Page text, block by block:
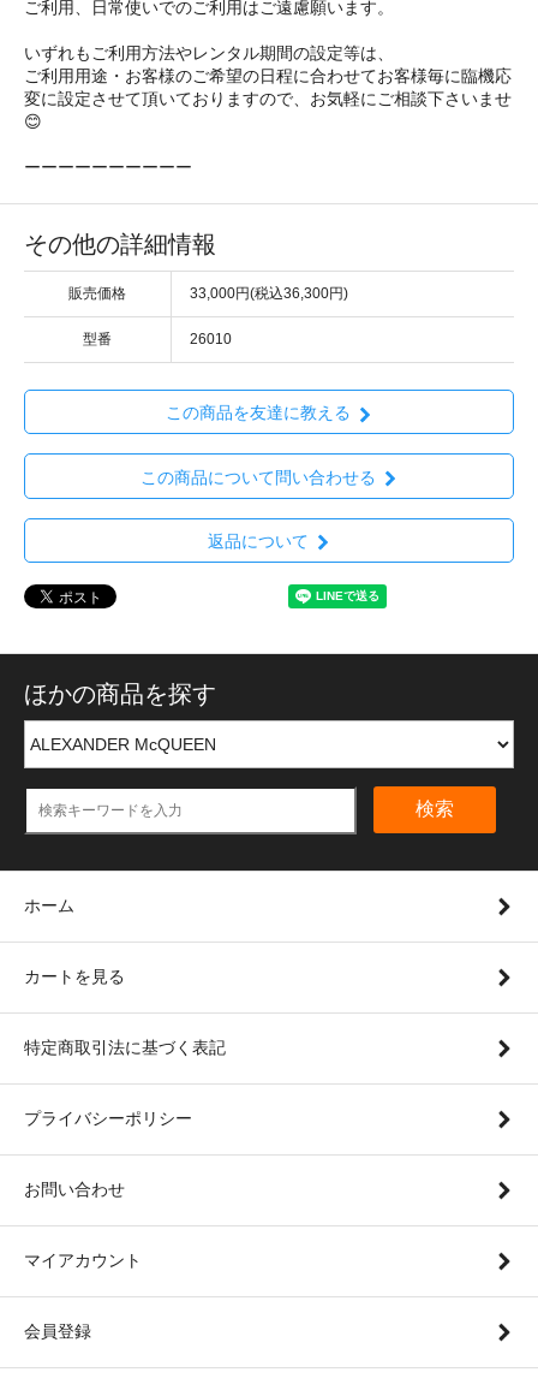
ご利用、日常使いでのご利用はご遠慮願います。
いずれもご利用方法やレンタル期間の設定等は、
ご利用用途・お客様のご希望の日程に合わせてお客様毎に臨機応
変に設定させて頂いておりますので、お気軽にご相談下さいませ
😊
ーーーーーーーーーー
その他の詳細情報
販売価格 33,000円(税込36,300円)
型番 26010
この商品を友達に教える
この商品について問い合わせる
返品について
ほかの商品を探す
検索
ホーム
カートを見る
特定商取引法に基づく表記
プライバシーポリシー
お問い合わせ
マイアカウント
会員登録